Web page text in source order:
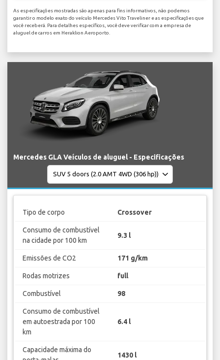
As especificações mostradas são apenas para fins informativos, não podemos
garantir o modelo exato do veículo Mercedes Vito Traveliner e as especificações que
você receberá. Para detalhes específicos, você deve verificar com a empresa de
aluguel de carros em Heraklion Aeroporto.
Mercedes GLA Veículos de aluguel - Especificações
Tipo de corpo Crossover
Consumo de combustível
na cidade por 100 km
9.3 l
Emissões de CO2 171 g/km
Rodas motrizes full
Combustível 98
Consumo de combustível
em autoestrada por 100
km
6.4 l
Capacidade máxima do
1430 l